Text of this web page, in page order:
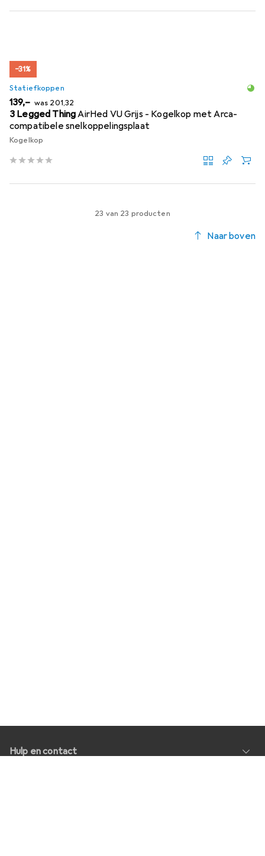
−31%
Statiefkoppen
EUR
139,– was EUR
201,32
3 Legged ThingAirHed VU Grijs - Kogelkop met Arca-
compatibele snelkoppelingsplaat
Kogelkop
23 van 23 producten
Naar boven
Hulp en contact